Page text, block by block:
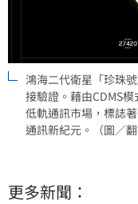
鴻海二代衛星「珍珠
接驗證。藉由CDMS
低軌通訊市場，標誌
通訊新紀元。（圖／翻
更多新聞：